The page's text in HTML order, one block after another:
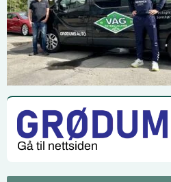
Gå til nettsiden